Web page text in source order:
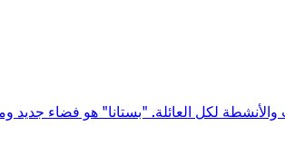
لكل العائلة. "بستانا" هو فضاء جديد